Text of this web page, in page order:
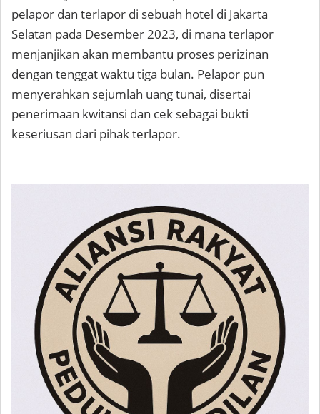
pelapor dan terlapor di sebuah hotel di Jakarta
Selatan pada Desember 2023, di mana terlapor
menjanjikan akan membantu proses perizinan
dengan tenggat waktu tiga bulan. Pelapor pun
menyerahkan sejumlah uang tunai, disertai
penerimaan kwitansi dan cek sebagai bukti
keseriusan dari pihak terlapor.